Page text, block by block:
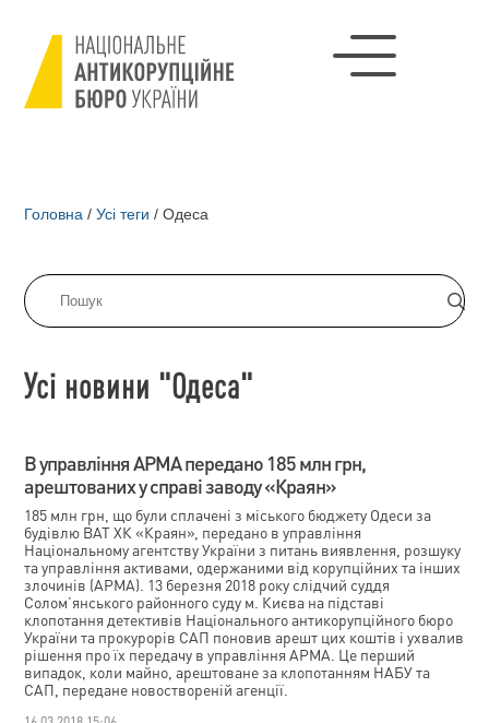
Головна / Усі теги / Одеса
Усі новини "Одеса"
В управління АРМА передано 185 млн грн,
арештованих у справі заводу «Краян»
185 млн грн, що були сплачені з міського бюджету Одеси за
будівлю ВАТ ХК «Краян», передано в управління
Національному агентству України з питань виявлення, розшуку
та управління активами, одержаними від корупційних та інших
злочинів (АРМА). 13 березня 2018 року слідчий суддя
Солом’янського районного суду м. Києва на підставі
клопотання детективів Національного антикорупційного бюро
України та прокурорів САП поновив арешт цих коштів і ухвалив
рішення про їх передачу в управління АРМА. Це перший
випадок, коли майно, арештоване за клопотанням НАБУ та
САП, передане новоствореній агенції.